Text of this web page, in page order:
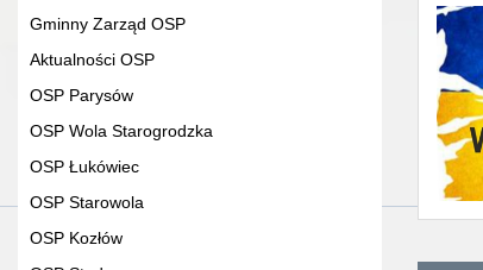
Gminny Zarząd OSP
Aktualności OSP
OSP Parysów
OSP Wola Starogrodzka
OSP Łukówiec
OSP Starowola
OSP Kozłów